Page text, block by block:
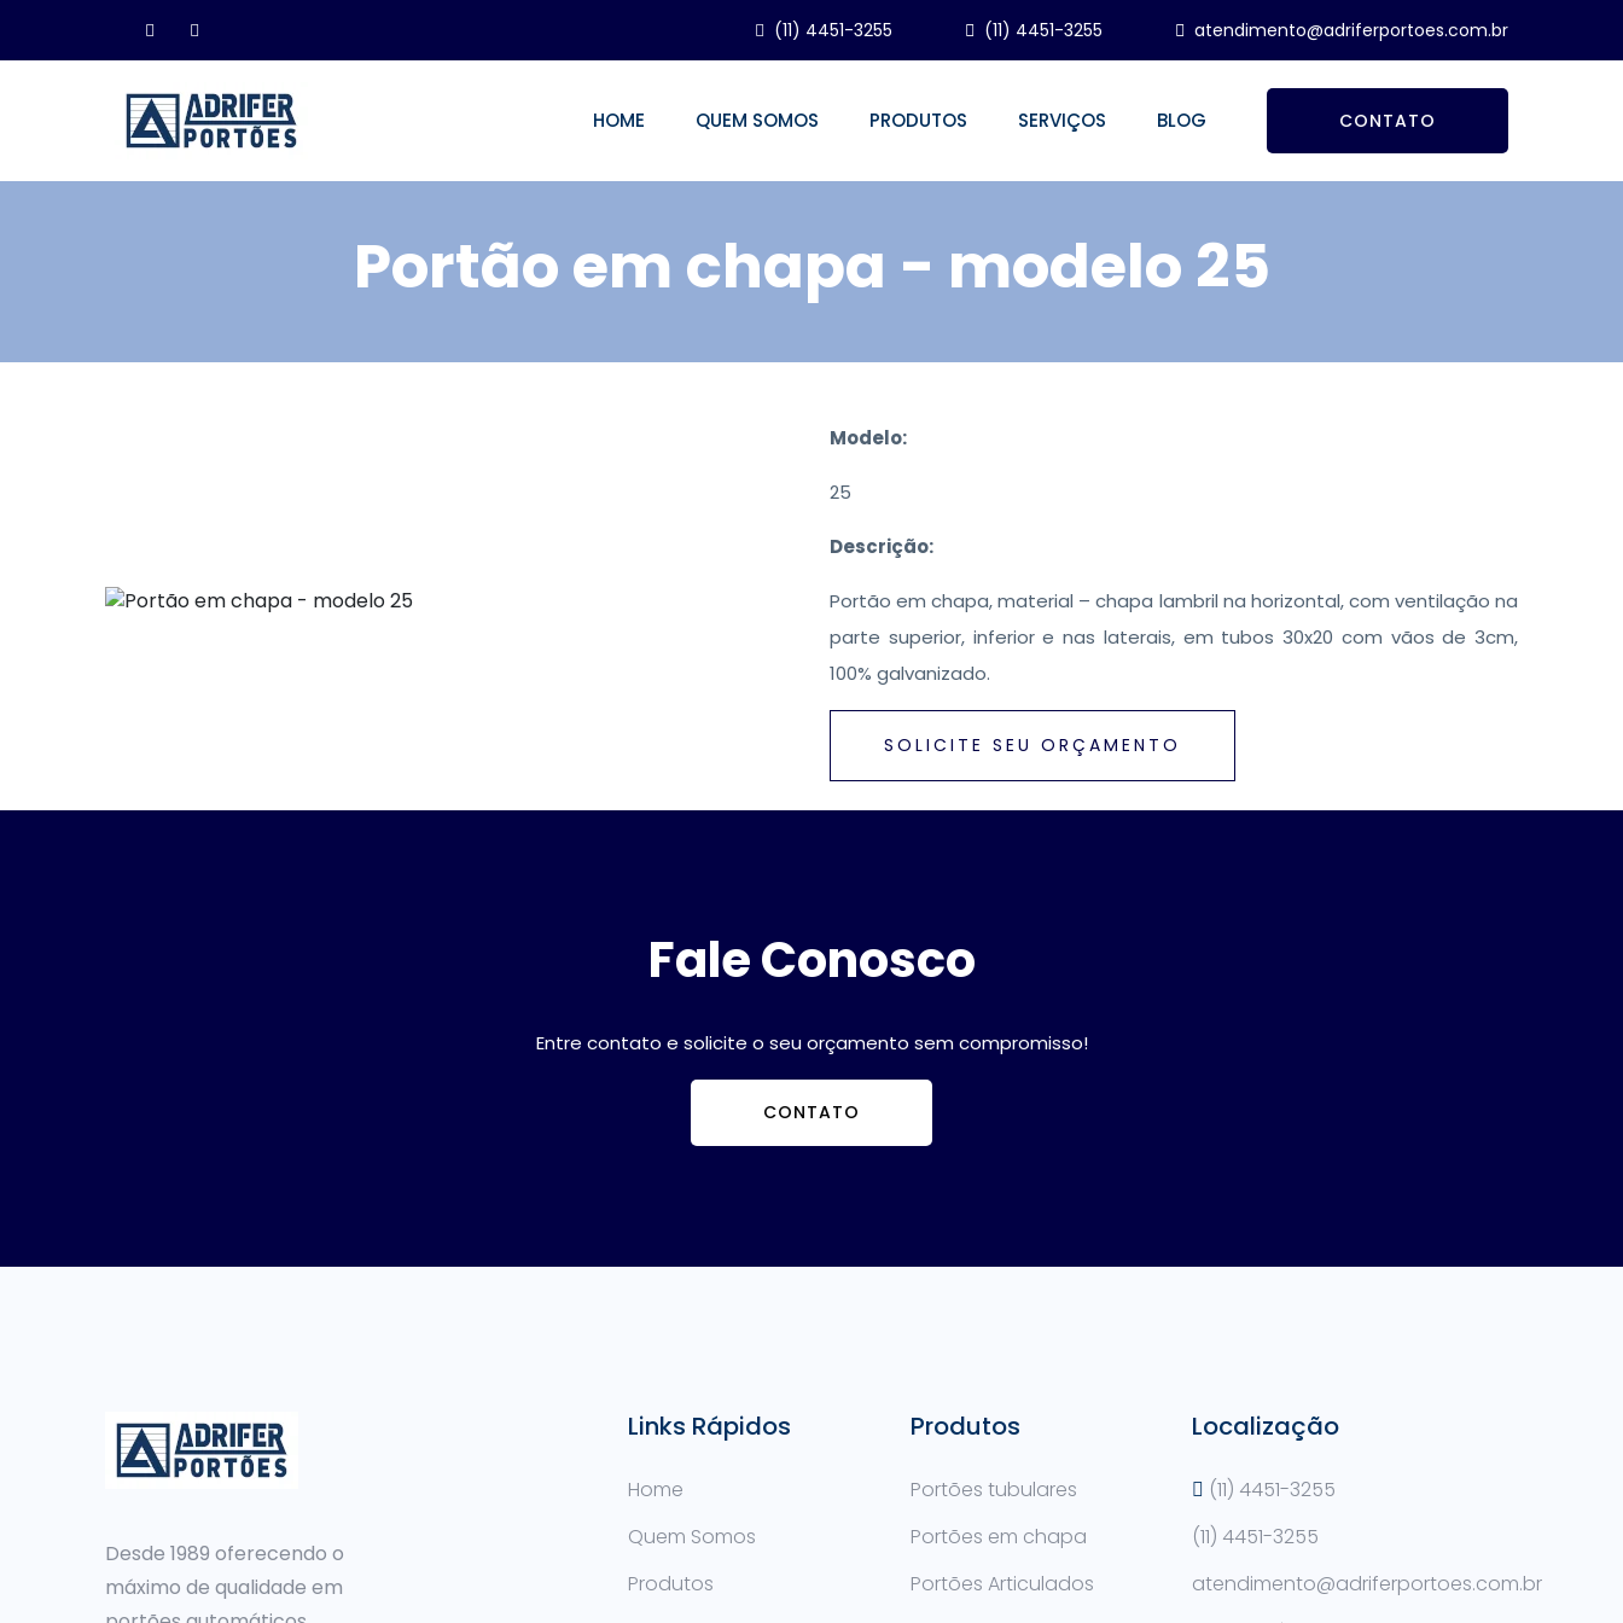
(11) 4451-3255 (11) 4451-3255 atendimento@adriferportoes.com.br
HOME QUEM SOMOS PRODUTOS SERVIÇOS BLOG CONTATO
Portão em chapa - modelo 25
Modelo:
25
Descrição:
Portão em chapa, material – chapa lambril na horizontal, com ventilação na
parte superior, inferior e nas laterais, em tubos 30x20 com vãos de 3cm,
100% galvanizado.
SOLICITE SEU ORÇAMENTO
Fale Conosco
Entre contato e solicite o seu orçamento sem compromisso!
CONTATO
Desde 1989 oferecendo o
máximo de qualidade em
Links Rápidos
Home
Quem Somos
Produtos
Produtos
Portões tubulares
Portões em chapa
Portões Articulados
Localização
(11) 4451-3255
(11) 4451-3255
atendimento@adriferportoes.com.br